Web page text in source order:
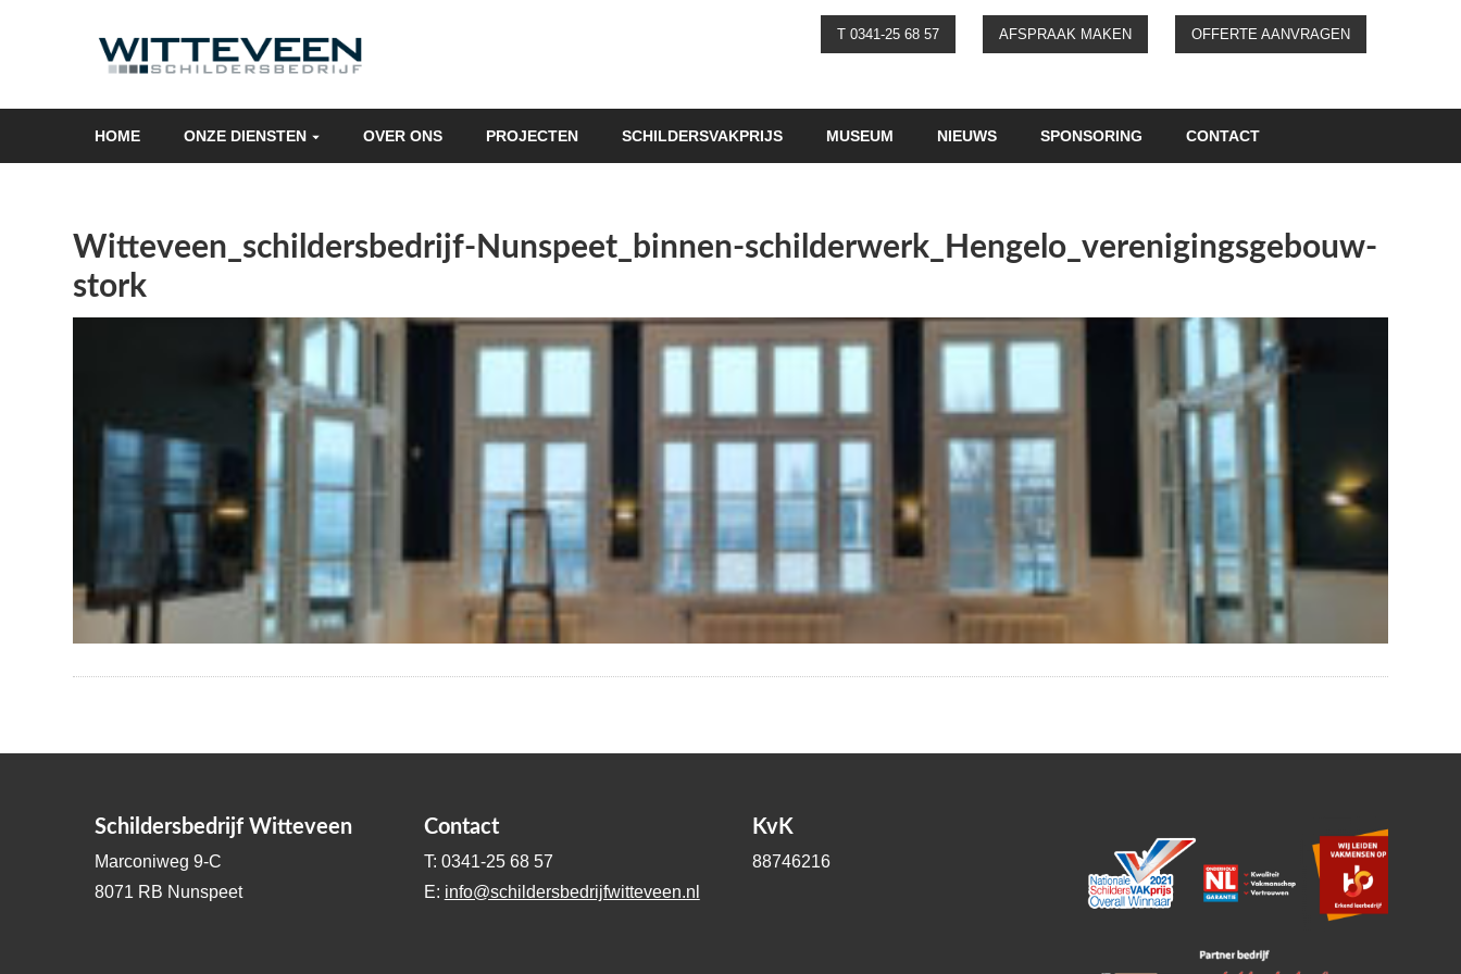
HOME ONZE DIENSTEN OVER ONS PROJECTEN SCHILDERSVAKPRIJS MUSEUM NIEUWS SPONSORING CONTACT
T 0341-25 68 57 AFSPRAAK MAKEN OFFERTE AANVRAGEN
Witteveen_schildersbedrijf-Nunspeet_binnen-schilderwerk_Hengelo_verenigingsgebouw-
stork
Schildersbedrijf Witteveen
Marconiweg 9-C
8071 RB Nunspeet
Contact
T: 0341-25 68 57
E: info@schildersbedrijfwitteveen.nl
KvK
88746216